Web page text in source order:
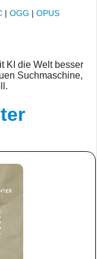
| OGG | OPUS
KI die Welt besser
Suchmaschine,